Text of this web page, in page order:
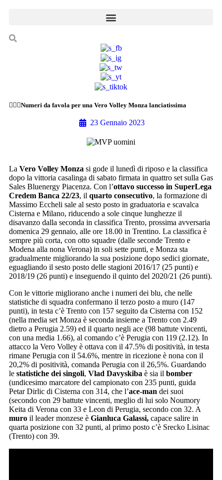
🙋🏻‍♂️Numeri da favola per una Vero Volley Monza lanciatissima
23 Gennaio 2023
La Vero Volley Monza si gode il lunedì di riposo e la classifica
dopo la vittoria casalinga di sabato firmata in quattro set sulla Gas
Sales Bluenergy Piacenza. Con l’ottavo successo in SuperLega
Credem Banca 22/23, il quarto consecutivo, la formazione di
Massimo Eccheli sale al sesto posto in graduatoria e scavalca
Cisterna e Milano, riducendo a sole cinque lunghezze il
disavanzo dalla seconda in classifica Trento, prossima avversaria
domenica 29 gennaio, alle ore 18.00 in Trentino. La classifica è
sempre più corta, con otto squadre (dalle seconde Trento e
Modena alla nona Verona) in soli sette punti, e Monza sta
gradualmente migliorando la sua posizione dopo sedici giornate,
eguagliando il sesto posto delle stagioni 2016/17 (25 punti) e
2018/19 (26 punti) e inseguendo il quinto del 2020/21 (26 punti).
Con le vittorie migliorano anche i numeri dei blu, che nelle
statistiche di squadra confermano il terzo posto a muro (147
punti), in testa c’è Trento con 157 seguito da Cisterna con 152
(nella media set Monza è seconda insieme a Trento con 2.49
dietro a Perugia 2.59) ed il quarto negli ace (98 battute vincenti,
con una media 1.66), al comando c’è Perugia con 119 (2.12). In
attacco la Vero Volley è ottava con il 47.5% di positività, in testa
rimane Perugia con il 54.6%, mentre in ricezione è nona con il
20,2% di positività, comanda Perugia con il 26,5%. Guardando
le statistiche dei singoli, Vlad Davyskiba è sia il bomber
(undicesimo marcatore del campionato con 235 punti, guida
Petar Dirlic di Cisterna con 314, che l’ace-man dei suoi
(secondo con 29 battute vincenti, meglio di lui solo Noumory
Keita di Verona con 33 e Leon di Perugia, secondo con 32. A
muro il leader monzese è Gianluca Galassi, capace salire in
quarta posizione con 32 punti, al primo posto c’è Srecko Lisinac
(Trento) con 39.